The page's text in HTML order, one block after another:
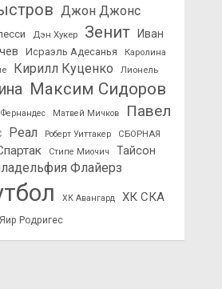
Джон Джонс
Дэн Хукер Зенит
Иван
Исраэль Адесанья
Каролина
Кирилл Куценко
Лионель
Максим Сидоров
Матвей Мичков
Павел
Реал Роберт Уиттакер
СБОРНАЯ
Стипе Миочич
Тайсон
Флайерз
ХК Авангард ХК СКА
Яир Родригес